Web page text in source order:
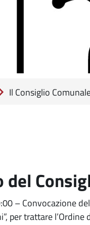
Il Consiglio
– Convocazione
per trattare